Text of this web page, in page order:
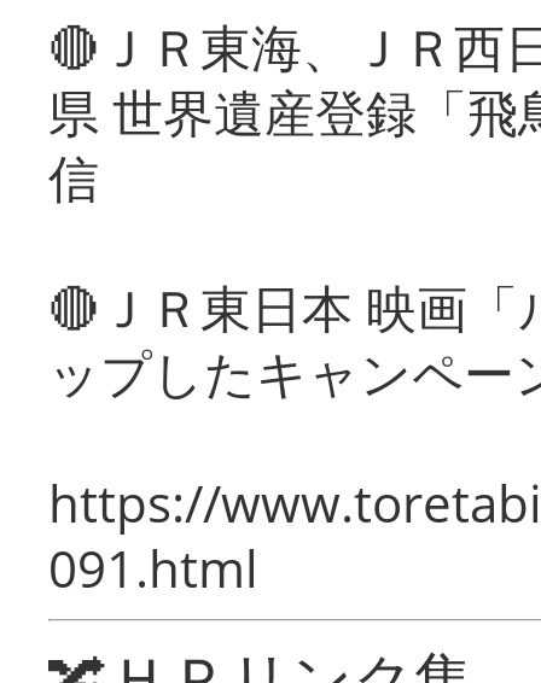
🔴ＪＲ東海、ＪＲ西
県 世界遺産登録「
信
🔴ＪＲ東日本 映画
ップしたキャンペー
https://
091.html